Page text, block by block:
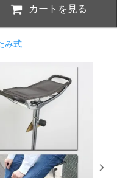
カートを見る
み式